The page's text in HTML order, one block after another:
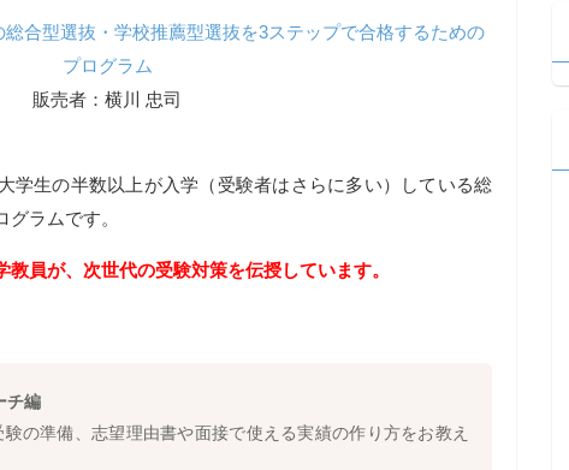
総合型選抜・学校推薦型選抜を3ステップで合格するための
プログラム
販売者：横川 忠司
学生の半数以上が入学（受験者はさらに多い）している総
ラムです。
員が、次世代の受験対策を伝授しています。
チ編
の準備、志望理由書や面接で使える実績の作り方をお教え